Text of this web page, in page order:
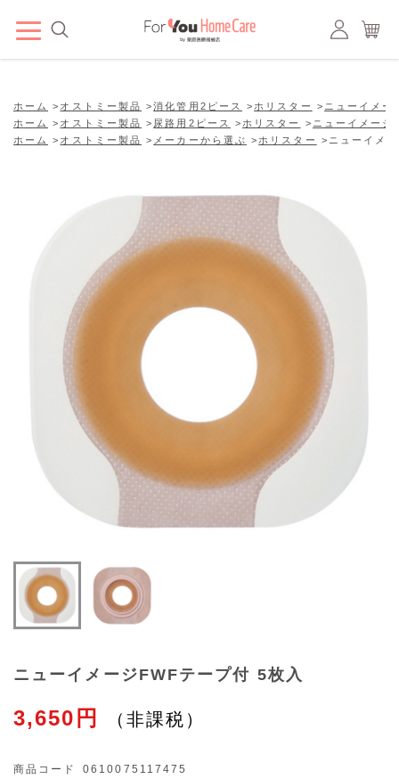
ホーム > オストミー製品 >消化管用2ピース > ホリスター > ニューイメー
ホーム
> オストミー製品 > 尿路用2ピース > ホリスター > ニューイメージ
ホーム
> オストミー製品 > メーカーから選ぶ > ホリスター > ニューイメ
ニューイメージFWFテープ付 5枚入
3,650円
商品コード
0610075117475